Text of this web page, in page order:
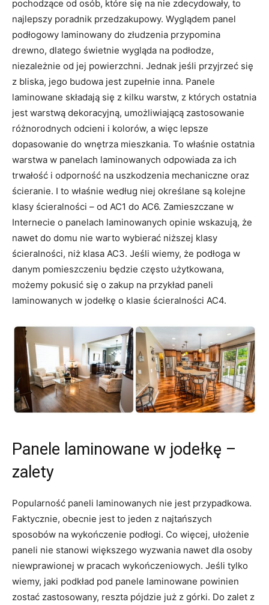
pochodzące od osób, które się na nie zdecydowały, to
najlepszy poradnik przedzakupowy. Wyglądem panel
podłogowy laminowany do złudzenia przypomina
drewno, dlatego świetnie wygląda na podłodze,
niezależnie od jej powierzchni. Jednak jeśli przyjrzeć się
z bliska, jego budowa jest zupełnie inna. Panele
laminowane składają się z kilku warstw, z których ostatnia
jest warstwą dekoracyjną, umożliwiającą zastosowanie
różnorodnych odcieni i kolorów, a więc lepsze
dopasowanie do wnętrza mieszkania. To właśnie ostatnia
warstwa w panelach laminowanych odpowiada za ich
trwałość i odporność na uszkodzenia mechaniczne oraz
ścieranie. I to właśnie według niej określane są kolejne
klasy ścieralności – od AC1 do AC6. Zamieszczane w
Internecie o panelach laminowanych opinie wskazują, że
nawet do domu nie warto wybierać niższej klasy
ścieralności, niż klasa AC3. Jeśli wiemy, że podłoga w
danym pomieszczeniu będzie często użytkowana,
możemy pokusić się o zakup na przykład paneli
laminowanych w jodełkę o klasie ścieralności AC4.
Panele laminowane w jodełkę –
zalety
Popularność paneli laminowanych nie jest przypadkowa.
Faktycznie, obecnie jest to jeden z najtańszych
sposobów na wykończenie podłogi. Co więcej, ułożenie
paneli nie stanowi większego wyzwania nawet dla osoby
niewprawionej w pracach wykończeniowych. Jeśli tylko
wiemy, jaki podkład pod panele laminowane powinien
zostać zastosowany, reszta pójdzie już z górki. Do zalet z